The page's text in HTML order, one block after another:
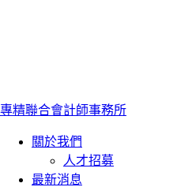
專精聯合會計師事務所
關於我們
人才招募
最新消息